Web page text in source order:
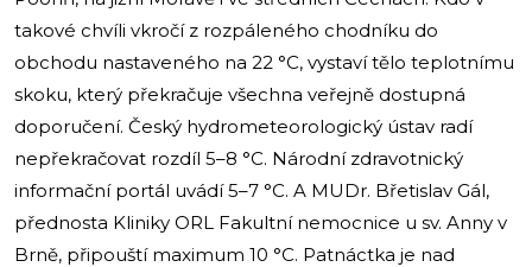
takové chvíli vkročí z rozpáleného chodníku do
obchodu nastaveného na 22 °C, vystaví tělo teplotnímu
skoku, který překračuje všechna veřejně dostupná
doporučení. Český hydrometeorologický ústav radí
nepřekračovat rozdíl 5–8 °C. Národní zdravotnický
informační portál uvádí 5–7 °C. A MUDr. Břetislav Gál,
přednosta Kliniky ORL Fakultní nemocnice u sv. Anny v
Brně, připouští maximum 10 °C. Patnáctka je nad